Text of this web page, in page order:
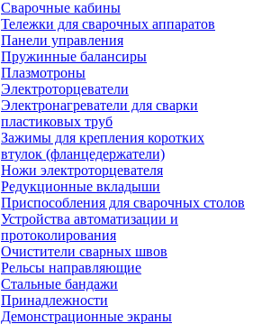
Сварочные кабины
Тележки для сварочных аппаратов
Панели управления
Пружинные балансиры
Плазмотроны
Электроторцеватели
Электронагреватели для сварки
пластиковых труб
Зажимы для крепления коротких
втулок (фланцедержатели)
Ножи электроторцевателя
Редукционные вкладыши
Приспособления для сварочных столов
Устройства автоматизации и
протоколирования
Очистители сварных швов
Рельсы направляющие
Стальные бандажи
Принадлежности
Демонстрационные экраны